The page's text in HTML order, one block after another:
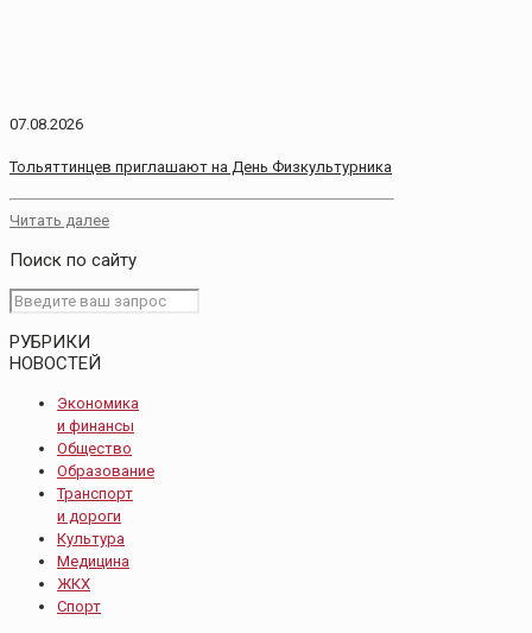
07.08.2026
Тольяттинцев приглашают на День Физкультурника
Читать далее
Поиск по сайту
РУБРИКИ
НОВОСТЕЙ
Экономика
и финансы
Общество
Образование
Транспорт
и дороги
Культура
Медицина
ЖКХ
Спорт